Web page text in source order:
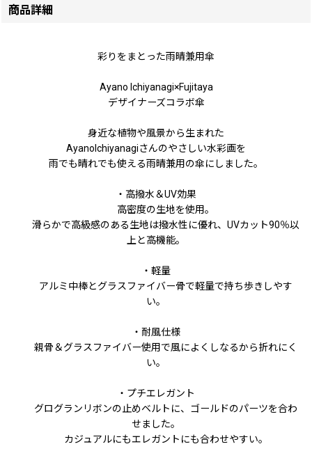
商品詳細
彩りをまとった雨晴兼用傘
Ayano Ichiyanagi×Fujitaya
デザイナーズコラボ傘
身近な植物や風景から生まれた
AyanoIchiyanagiさんのやさしい水彩画を
雨でも晴れでも使える雨晴兼用の傘にしました。
・高撥水＆UV効果
高密度の生地を使用。
滑らかで高級感のある生地は撥水性に優れ、UVカット90％以
上と高機能。
・軽量
アルミ中棒とグラスファイバー骨で軽量で持ち歩きしやす
い。
・耐風仕様
親骨＆グラスファイバー使用で風によくしなるから折れにく
い。
・プチエレガント
グログランリボンの止めベルトに、ゴールドのパーツを合わ
せました。
カジュアルにもエレガントにも合わせやすい。